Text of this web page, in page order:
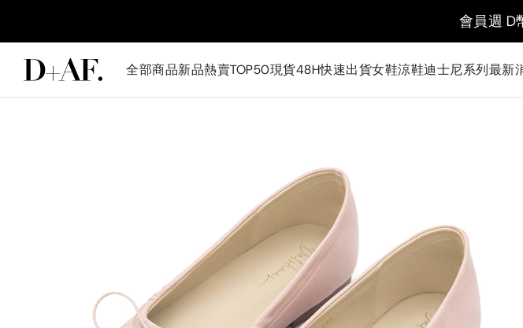
會員週 D
全部商品新品熱賣TOP50現貨48H快速出貨女鞋涼鞋迪士尼系列最新